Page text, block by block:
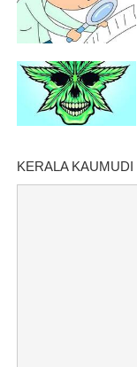
KERALA KAUMUDI